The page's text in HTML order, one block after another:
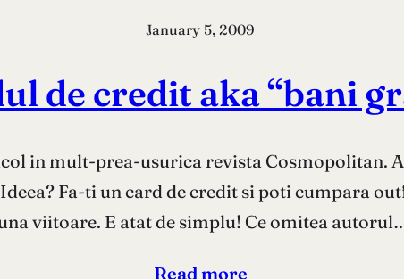
January 5, 2009
de credit aka “bani
in mult-prea-usurica revista Cosmopolitan.
Fa-ti un card de credit si poti cumpara
viitoare. E atat de simplu! Ce omitea
Read more